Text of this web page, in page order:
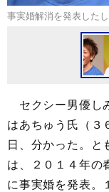
事実婚解消を発表した
セクシー男優し
はあちゅう氏（３
日、分かった。と
は、２０１４年の
に事実婚を発表。